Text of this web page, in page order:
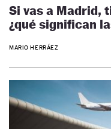
Si vas a Madrid,
¿qué significan
MARIO HERRÁEZ